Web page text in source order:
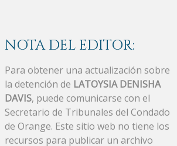
NOTA DEL EDITOR:
Para obtener una actualización sobre
la detención de LATOYSIA DENISHA
DAVIS, puede comunicarse con el
Secretario de Tribunales del Condado
de Orange. Este sitio web no tiene los
recursos para publicar un archivo